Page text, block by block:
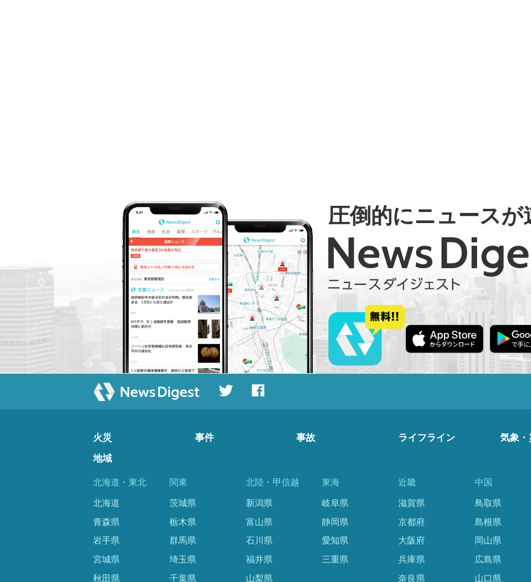
圧倒的にニュースが
火災 事件 事故 ライフライン 気象・
地域
北海道・東北
北海道
青森県
岩手県
宮城県
秋田県
関東
茨城県
栃木県
群馬県
埼玉県
千葉県
北陸・甲信越
新潟県
富山県
石川県
福井県
山梨県
東海
岐阜県
静岡県
愛知県
三重県
近畿
滋賀県
京都府
大阪府
兵庫県
奈良県
中国
鳥取県
島根県
岡山県
広島県
山口県